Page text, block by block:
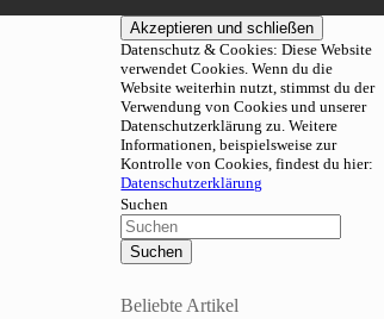
Datenschutz & Cookies: Diese Website
verwendet Cookies. Wenn du die
Website weiterhin nutzt, stimmst du der
Verwendung von Cookies und unserer
Datenschutzerklärung zu. Weitere
Informationen, beispielsweise zur
Kontrolle von Cookies, findest du hier:
Datenschutzerklärung
Suchen
Beliebte Artikel